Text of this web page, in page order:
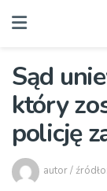
Sąd
który
policję
autor / źródło: